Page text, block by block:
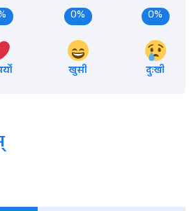
0%
खुसी
0%
दुःखी